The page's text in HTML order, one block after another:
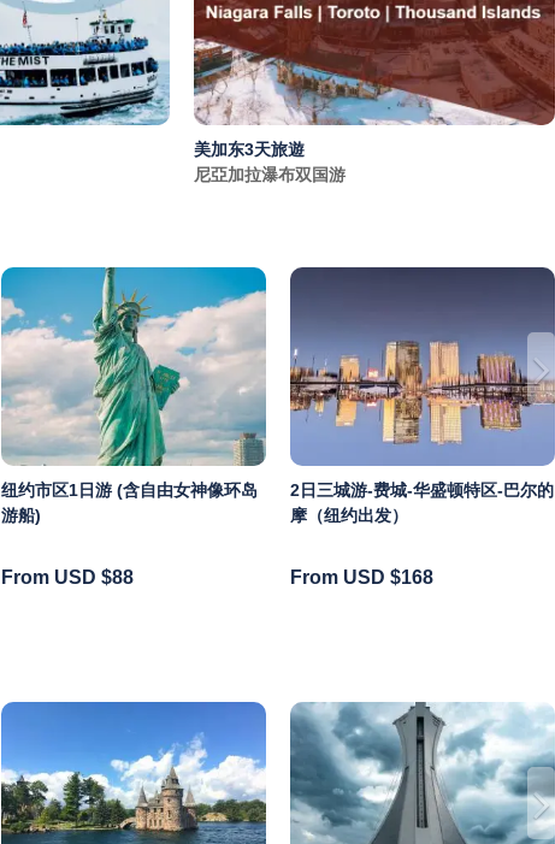
美加东3天旅遊
尼亞加拉瀑布双国游
纽约市区1日游 (含自由女神像环岛
游船)
From USD $88
2日三城游-费城-华盛顿特区-巴尔的
摩（纽约出发）
From USD $168